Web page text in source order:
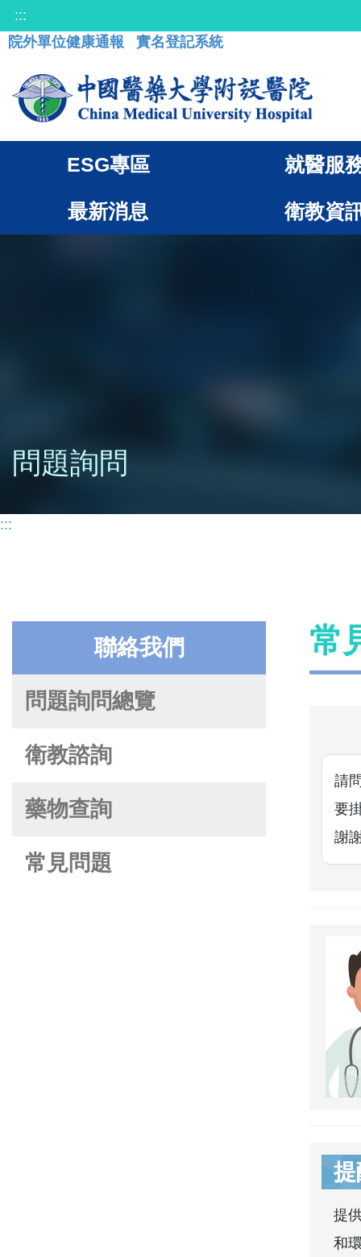
:::
院外單位健康通報
實名登記系統
ESG專區 就醫服
最新消息 衛教資
問題詢問
:::
聯絡我們
問題詢問總覽
衛教諮詢
藥物查詢
常見問題
常
請
要
謝
提
提
和